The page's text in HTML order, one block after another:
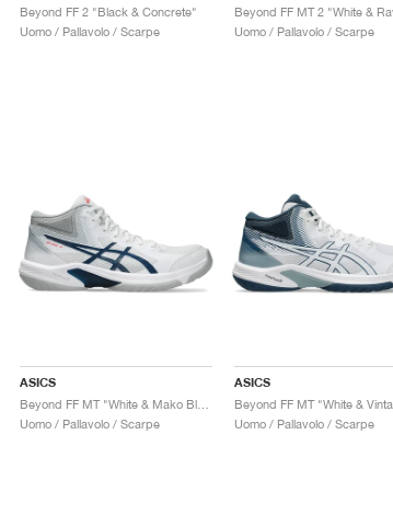
Beyond FF 2 "Black & Concrete"
Uomo / Pallavolo / Scarpe
Uomo / Pallavolo / Scarpe
ASICS
Beyond FF MT "White & Mako Blue"
Uomo / Pallavolo / Scarpe
ASICS
Uomo / Pallavolo / Scarpe